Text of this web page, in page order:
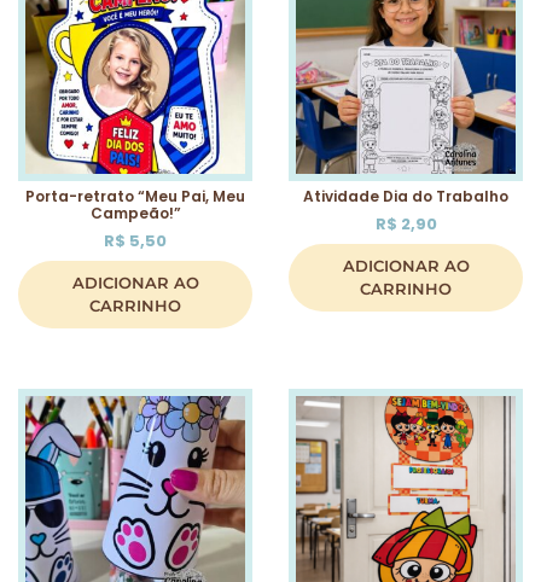
Porta-retrato “Meu Pai, Meu
Campeão!”
R$ 5,50
ADICIONAR AO
CARRINHO
Atividade Dia do Trabalho
R$ 2,90
ADICIONAR AO
CARRINHO